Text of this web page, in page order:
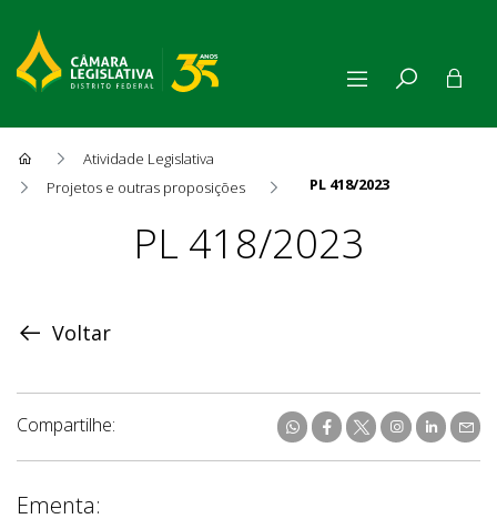
Atividade Legislativa
Projetos e outras proposições
PL 418/2023
ProposiçãoPL 418/2023
Voltar
Compartilhe:
Ementa: